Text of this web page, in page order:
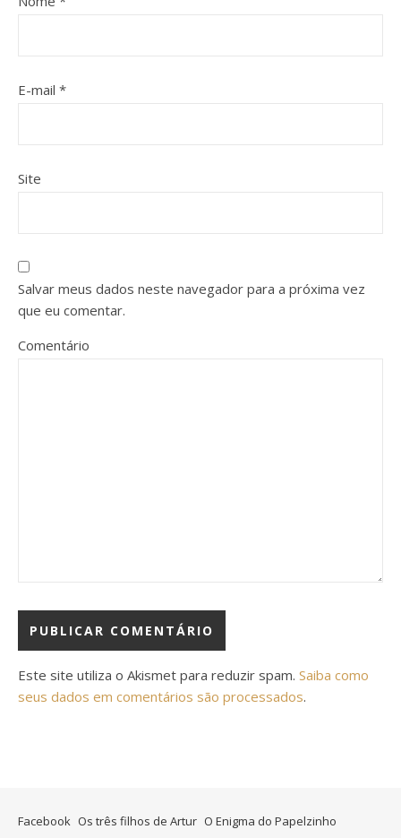
E-mail *
Site
Salvar meus dados neste navegador para a próxima vez
que eu comentar.
Comentário
Este site utiliza o Akismet para reduzir spam. Saiba como
seus dados em comentários são processados.
Facebook Os três filhos de Artur O Enigma do Papelzinho